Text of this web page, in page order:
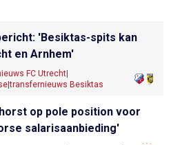
'Besiktas-spits kan
en Arnhem'
FC Utrecht
|transfernieuws Besiktas
op pole position voor
salarisaanbieding'